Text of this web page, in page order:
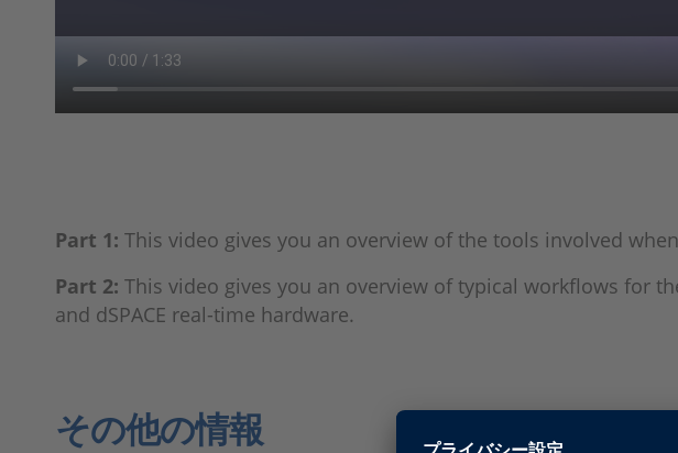
Part 1: This video gives you an overview of the tools involved
Part 2: This video gives you an overview of typical workflows for
and dSPACE real-time hardware.
その他の情報